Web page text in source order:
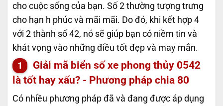
cho cuộc sống của bạn. Số 2 thường tượng trưng
cho hạn h phúc và mãi mãi. Do đó, khi kết hợp 4
với 2 thành số 42, nó sẽ giúp bạn có niềm tin và
khát vọng vào những điều tốt đẹp và may mắn.
Giải mã biển số xe phong thủy 0542
là tốt hay xấu? - Phương pháp chia 80
Có nhiều phương pháp đã và đang được áp dụng